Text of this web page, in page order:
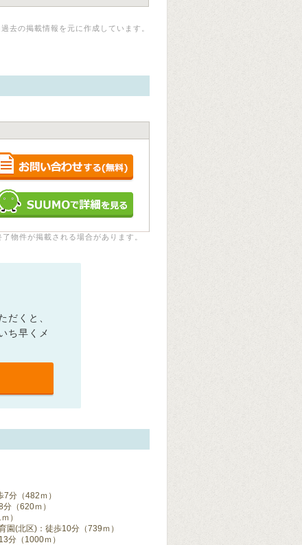
去の掲載情報を元に作成しています。
物件が掲載される場合があります。
だくと、
ち早くメ
分（482ｍ）
（620ｍ）
）
園(北区)：徒歩10分（739ｍ）
分（1000ｍ）